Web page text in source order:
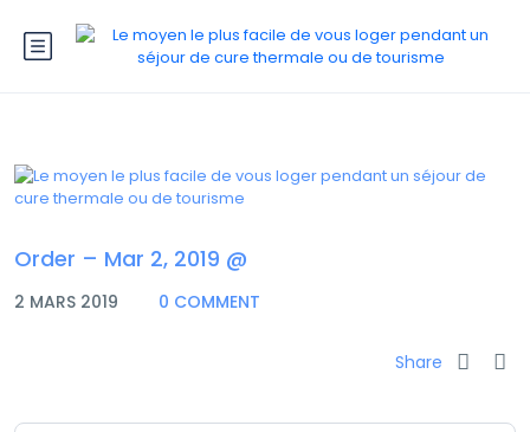
Order – Mar 2, 2019 @
2 MARS 2019 0 COMMENT
Share